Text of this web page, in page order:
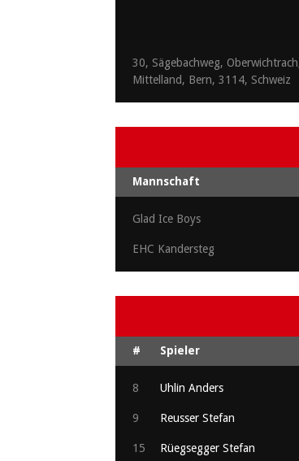
30, Sägebachweg,
Mittelland, Bern, 3114, Schweiz
Mannschaft
Glad Ice Boys
EHC Kandersteg
# Spieler
8 Uhlin Anders
9 Reusser Stefan
15 Rüegsegger Stefan